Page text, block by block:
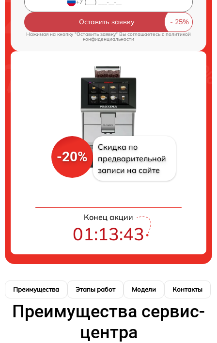
Оставить заявку
Нажимая на кнопку "Оставить заявку" Вы соглашаетесь cполитикой
конфиденциальности
-20%
Скидка по
предварительной
записи на сайте
Конец акции
01:13:43
Преимущества Этапы работ Модели Контакты
Преимущества сервис-
центра